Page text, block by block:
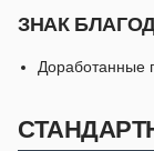
ЗНАК
Доработанные